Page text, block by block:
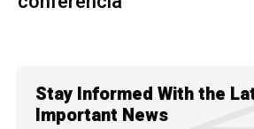
Stay Informed With the
Important News